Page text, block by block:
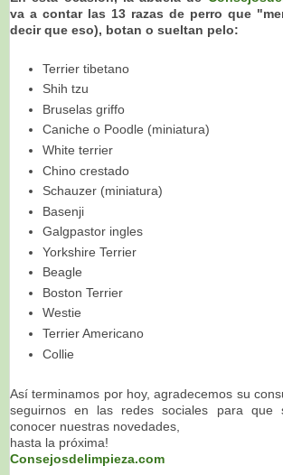
va a contar las 13 razas de perro que
decir que eso), botan o sueltan pelo:
Terrier tibetano
Shih tzu
Bruselas griffo
Caniche o Poodle (miniatura)
White terrier
Chino crestado
Schauzer (miniatura)
Basenji
Galgpastor ingles
Yorkshire Terrier
Beagle
Boston Terrier
Westie
Terrier Americano
Collie
Así terminamos por hoy, agradecemos su
seguirnos en las redes sociales para que
conocer nuestras novedades,
hasta la próxima!
Consejosdelimpieza.com